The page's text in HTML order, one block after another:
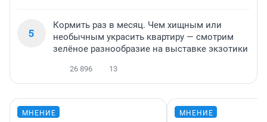
5
Кормить раз в месяц. Чем хищным или
необычным украсить квартиру — смотрим
зелёное разнообразие на выставке экзотики
26 896 13
МНЕНИЕ МНЕНИЕ